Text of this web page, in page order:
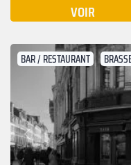
VOIR
BAR / RESTAURANT
Précédent